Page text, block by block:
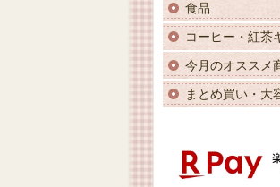
食品
コーヒー・紅茶
今月のオススメ
まとめ買い・大